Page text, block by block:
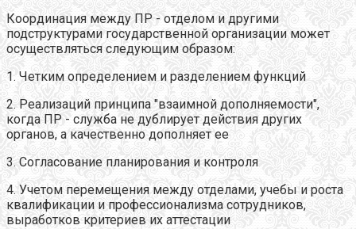
Координация между ПР - отделом и другими
подструктурами государственной организации может
осуществляться следующим образом:
1. Четким определением и разделением функций
2. Реализаций принципа "взаимной дополняемости",
когда ПР - служба не дублирует действия других
органов, а качественно дополняет ее
3. Согласование планирования и контроля
4. Учетом перемещения между отделами, учебы и роста
квалификации и профессионализма сотрудников,
выработков критериев их аттестации